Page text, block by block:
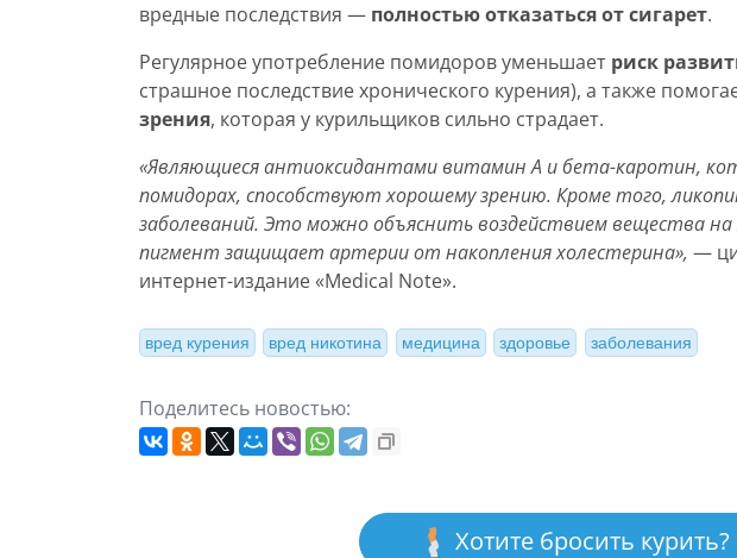
вредные последствия — полностью отказаться от сигарет.
Регулярное употребление помидоров уменьшает риск
страшное последствие хронического курения), а также
зрения, которая у курильщиков сильно страдает.
«Являющиеся антиоксидантами витамин А и бета-каротин,
помидорах, способствуют хорошему зрению. Кроме того,
заболеваний. Это можно объяснить воздействием вещества
пигмент защищает артерии от накопления холестерина», —
интернет-издание «Medical Note».
вред курения вред никотина медицина здоровье заболевания
Поделитесь новостью:
Хотите бросить курить?